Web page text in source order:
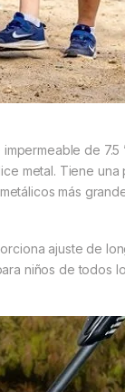
de
metal. Tiene
más
ajuste de
niños de todos